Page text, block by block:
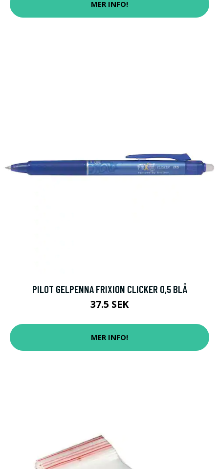
MER INFO!
PILOT GELPENNA FRIXION CLICKER 0,5 BLÅ
37.5 SEK
MER INFO!